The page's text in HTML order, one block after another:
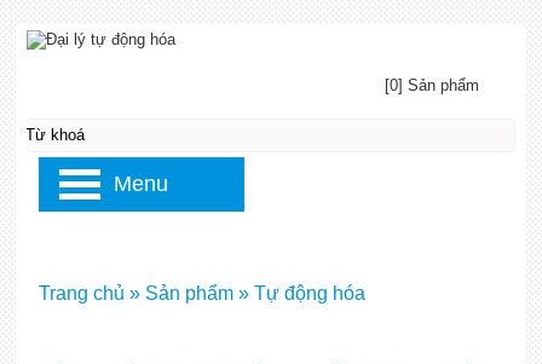
Trang chủ » Sản phẩm » Tự động hóa
[0] Sản phẩm
Menu